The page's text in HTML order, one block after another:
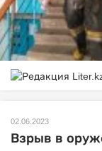
02.06.2023
Взрыв в